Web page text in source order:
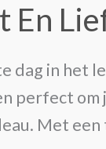
En
dag in het
perfect om
Met